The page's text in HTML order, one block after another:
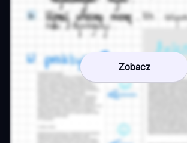
Zobacz